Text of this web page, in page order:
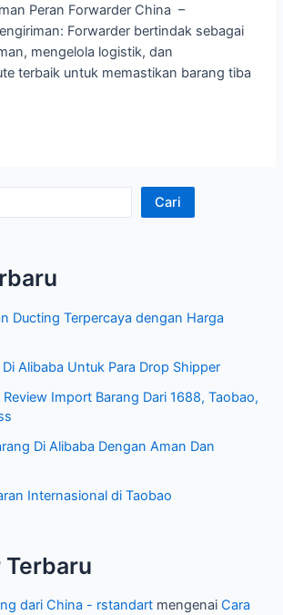
Peran Forwarder China –
Forwarder bertindak sebagai
mengelola logistik, dan
terbaik untuk memastikan barang tiba
Cari
Ducting Terpercaya dengan Harga
Alibaba Untuk Para Drop Shipper
Import Barang Dari 1688, Taobao,
Di Alibaba Dengan Aman Dan
Internasional di Taobao
Terbaru
dari China - rstandart mengenaiCara